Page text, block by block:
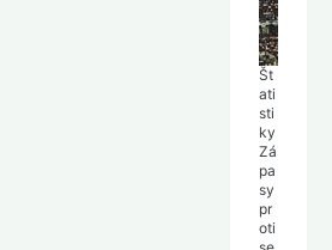
as:
0-
2
Št
ati
sti
ky
Zá
pa
sy
pr
oti